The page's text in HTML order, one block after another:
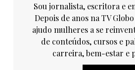
Sou jornalista, escritora e
Depois de anos na TV
ajudo mulheres a se
de conteúdos, cursos e
carreira, bem-estar e